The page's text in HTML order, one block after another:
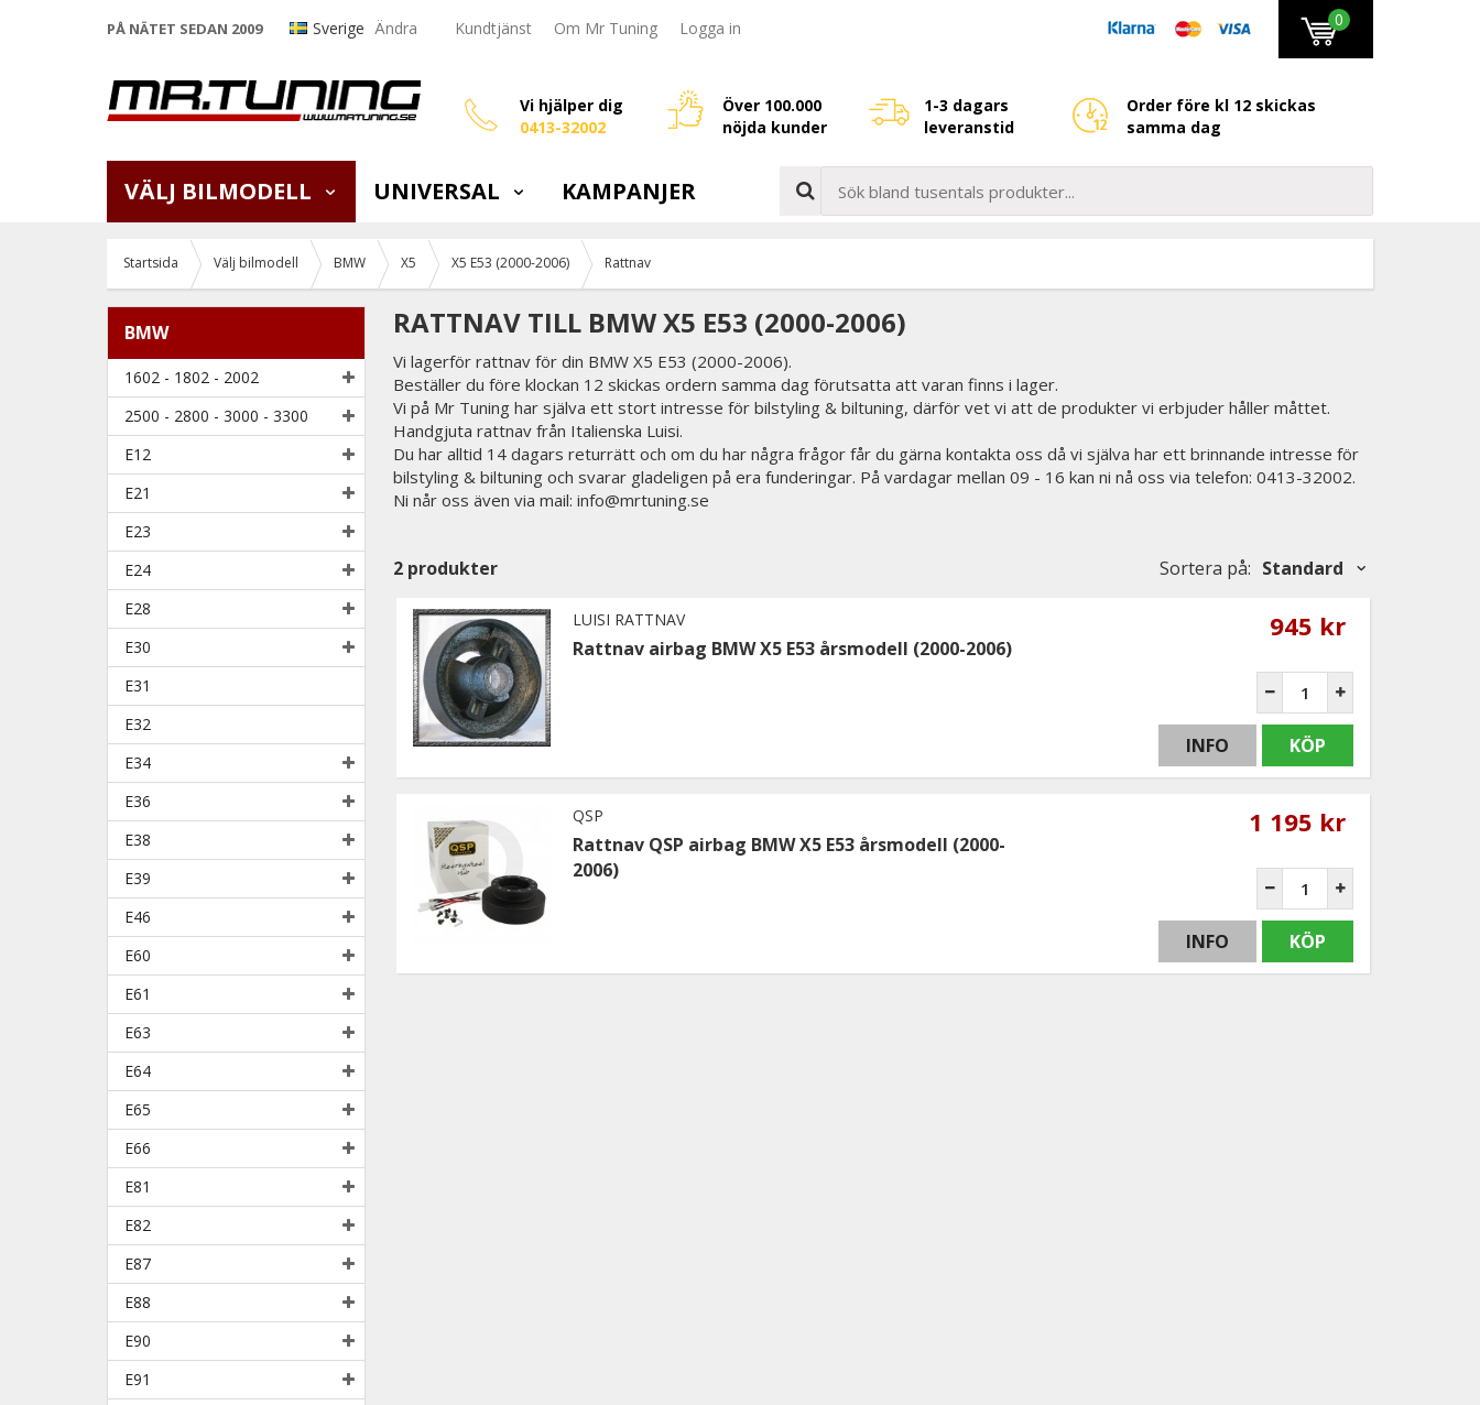
PÅ NÄTET SEDAN 2009 Sverige Ändra Kundtjänst Om Mr Tuning Logga in 0
Vi hjälper dig
0413-32002
Över 100.000
nöjda kunder
1-3 dagars
leveranstid
Order före kl 12 skickas
samma dag
VÄLJ BILMODELL UNIVERSAL KAMPANJER
Startsida Välj bilmodell BMW X5 X5 E53 (2000-2006) Rattnav
BMW
1602 - 1802 - 2002
2500 - 2800 - 3000 - 3300
E12
E21
E23
E24
E28
E30
E31
E32
E34
E36
E38
E39
E46
E60
E61
E63
E64
E65
E66
E81
E82
E87
E88
E90
E91
RATTNAV TILL BMW X5 E53 (2000-2006)
Vi lagerför rattnav för din BMW X5 E53 (2000-2006).
Beställer du före klockan 12 skickas ordern samma dag förutsatta att varan finns i lager.
Vi på Mr Tuning har själva ett stort intresse för bilstyling & biltuning, därför vet vi att de produkter vi erbjuder håller måttet.
Handgjuta rattnav från Italienska Luisi.
Du har alltid 14 dagars returrätt och om du har några frågor får du gärna kontakta oss då vi själva har ett brinnande intresse för
bilstyling & biltuning och svarar gladeligen på era funderingar. På vardagar mellan 09 - 16 kan ni nå oss via telefon: 0413-32002.
Ni når oss även via mail: info@mrtuning.se
2 produkter Sortera på: Standard
LUISI RATTNAV
Rattnav airbag BMW X5 E53 årsmodell (2000-2006)
945 kr
INFO KÖP
QSP
Rattnav QSP airbag BMW X5 E53 årsmodell (2000-
2006)
1 195 kr
INFO KÖP